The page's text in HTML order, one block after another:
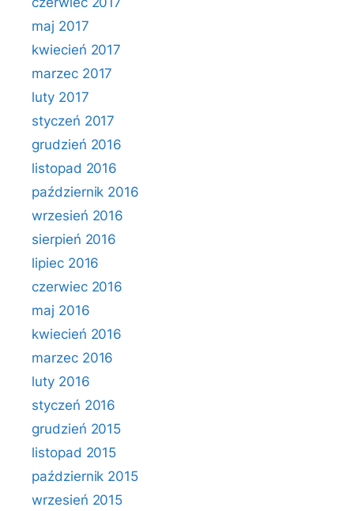
maj 2017
kwiecień 2017
marzec 2017
luty 2017
styczeń 2017
grudzień 2016
listopad 2016
październik 2016
wrzesień 2016
sierpień 2016
lipiec 2016
czerwiec 2016
maj 2016
kwiecień 2016
marzec 2016
luty 2016
styczeń 2016
grudzień 2015
listopad 2015
październik 2015
wrzesień 2015